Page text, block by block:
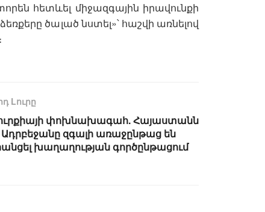
հետևել միջազգային իրավունքի
ծալած նստել»՝ հաշվի առնելով
Lուրը
փոխնախագահ. Հայաստանն
Ադրբեջանը զգալի առաջընթաց են
խաղաղության գործընթացում